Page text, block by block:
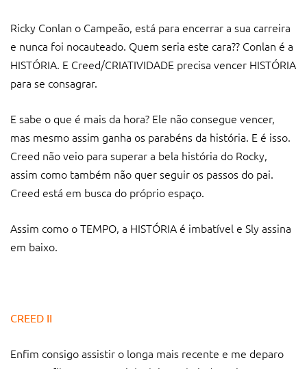
Ricky Conlan o Campeão, está para encerrar a sua carreira
e nunca foi nocauteado. Quem seria este cara?? Conlan é a
HISTÓRIA. E Creed/CRIATIVIDADE precisa vencer HISTÓRIA
para se consagrar.
E sabe o que é mais da hora? Ele não consegue vencer,
mas mesmo assim ganha os parabéns da história. E é isso.
Creed não veio para superar a bela história do Rocky,
assim como também não quer seguir os passos do pai.
Creed está em busca do próprio espaço.
Assim como o TEMPO, a HISTÓRIA é imbatível e Sly assina
em baixo.
CREED II
Enfim consigo assistir o longa mais recente e me deparo